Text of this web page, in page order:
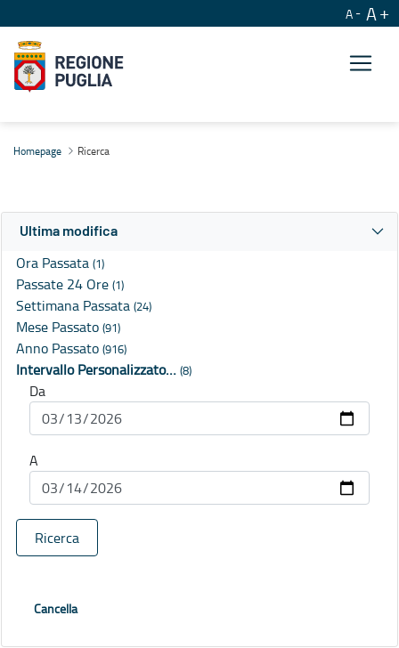
A A
Homepage Ricerca
Ultima modifica
Ora Passata (1)
Passate 24 Ore (1)
Settimana Passata (24)
Mese Passato (91)
Anno Passato (916)
Intervallo Personalizzato… (8)
Da
A
Ricerca
Cancella